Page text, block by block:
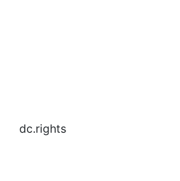
dc.rights